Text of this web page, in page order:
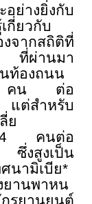
างยิ่งกับ
กี่ยวกับ
จากสถิติที่
ที่ผ่านมา
ท้องถนน
คน ต่อ
ต่สำหรับ
ย
คนต่อ
ซึ่งสูงเป็น
นามิเบีย*
ยานพาหน
กรยานยนต์